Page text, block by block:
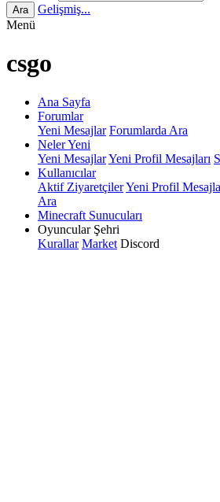
Ara
Gelişmiş...
Menü
csgo
Ana Sayfa
Forumlar
Yeni Mesajlar Forumlarda Ara
Neler Yeni
Yeni MesajlarYeni Profil Mesajları
Kullanıcılar
Aktif ZiyaretçilerYeni Profil
Ara
Minecraft Sunucuları
Oyuncular Şehri
Kurallar Market Discord